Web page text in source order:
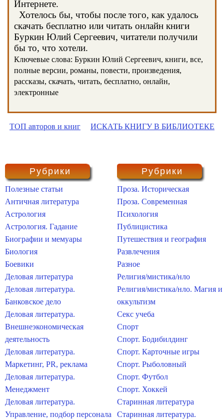
Интернете.
Хотелось бы, чтобы после того, как удалось
скачать бесплатно или читать онлайн книги
Буркин Юлий Сергеевич, читатели получили
бы то, что хотели.
Ключевые слова: Буркин Юлий Сергеевич, книги, все,
полные версии, романы, повести, произведения,
рассказы, скачать, читать, бесплатно, онлайн,
электронные
ТОП авторов и книг ИСКАТЬ КНИГУ В БИБЛИОТЕКЕ
Рубрики
Полезные статьи
Античная литература
Астрология
Астрология. Гадание
Биографии и мемуары
Биология
Боевики
Деловая литература
Деловая литература.
Банковское дело
Деловая литература.
Внешнеэкономическая
деятельность
Деловая литература.
Маркетинг, PR, реклама
Деловая литература.
Менеджмент
Деловая литература.
Управление, подбор персонала
Рубрики
Проза. Историческая
Проза. Современная
Психология
Публицистика
Путешествия и география
Развлечения
Разное
Религия/мистика/нло
Религия/мистика/нло. Магия и
оккультизм
Секс учеба
Спорт
Спорт. Бодибилдинг
Спорт. Карточные игры
Спорт. Рыболовный
Спорт. Футбол
Спорт. Хоккей
Старинная литература
Старинная литература.